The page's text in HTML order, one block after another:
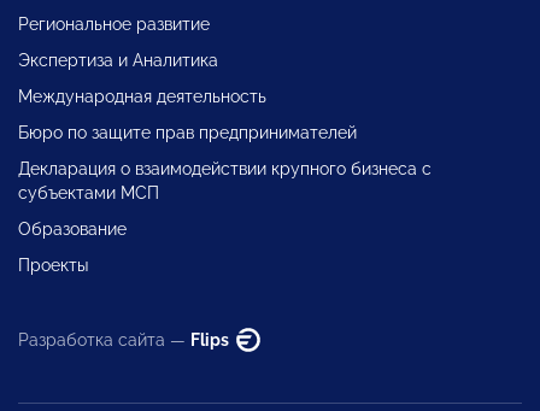
Региональное развитие
Экспертиза и Аналитика
Международная деятельность
Бюро по защите прав предпринимателей
Декларация о взаимодействии крупного бизнеса с
субъектами МСП
Образование
Проекты
Разработка сайта — Flips